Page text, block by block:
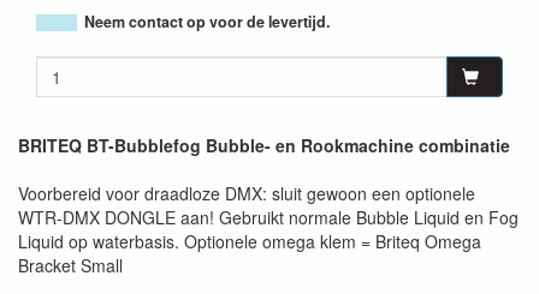
Neem contact op voor de levertijd.
BRITEQ BT-Bubblefog Bubble- en Rookmachine combinatie
Voorbereid voor draadloze DMX: sluit gewoon een optionele
WTR-DMX DONGLE aan! Gebruikt normale Bubble Liquid en Fog
Liquid op waterbasis. Optionele omega klem = Briteq Omega
Bracket Small